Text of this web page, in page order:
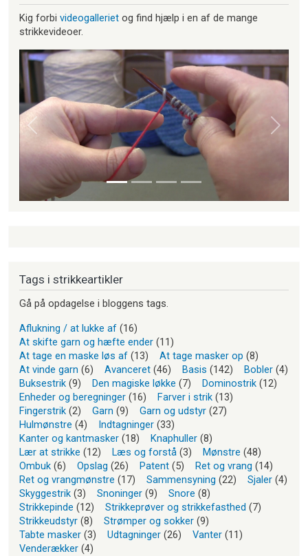
Kig forbi videogalleriet og find hjælp i en af de mange
strikkevideoer.
Forrige Næste
Tags i strikkeartikler
Gå på opdagelse i bloggens tags.
Aflukning / at lukke af (16)
At skifte garn og hæfte ender (11)
At tage en maske løs af (13) At tage masker op (8)
At vinde garn (6) Avanceret (46) Basis (142) Bobler (4)
Buksestrik (9) Den magiske løkke (7) Dominostrik (12)
Enheder og beregninger (16) Farver i strik (13)
Fingerstrik (2) Garn (9) Garn og udstyr (27)
Hulmønstre (4) Indtagninger (33)
Kanter og kantmasker (18) Knaphuller (8)
Lær at strikke (12) Læs og forstå (3) Mønstre (48)
Ombuk (6) Opslag (26) Patent (5) Ret og vrang (14)
Ret og vrangmønstre (17) Sammensyning (22) Sjaler (4)
Skyggestrik (3) Snoninger (9) Snore (8)
Strikkepinde (12) Strikkeprøver og strikkefasthed (7)
Strikkeudstyr (8) Strømper og sokker (9)
Tabte masker (3) Udtagninger (26) Vanter (11)
Venderækker (4)